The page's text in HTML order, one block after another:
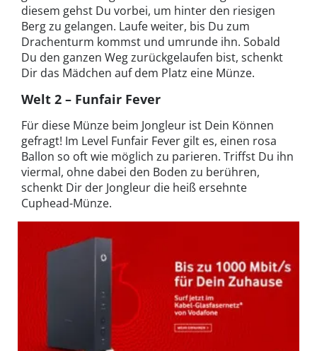
diesem gehst Du vorbei, um hinter den riesigen
Berg zu gelangen. Laufe weiter, bis Du zum
Drachenturm kommst und umrunde ihn. Sobald
Du den ganzen Weg zurückgelaufen bist, schenkt
Dir das Mädchen auf dem Platz eine Münze.
Welt 2 – Funfair Fever
Für diese Münze beim Jongleur ist Dein Können
gefragt! Im Level Funfair Fever gilt es, einen rosa
Ballon so oft wie möglich zu parieren. Triffst Du ihn
viermal, ohne dabei den Boden zu berühren,
schenkt Dir der Jongleur die heiß ersehnte
Cuphead-Münze.